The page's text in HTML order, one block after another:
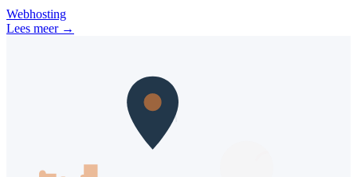
Webhosting
Lees meer →